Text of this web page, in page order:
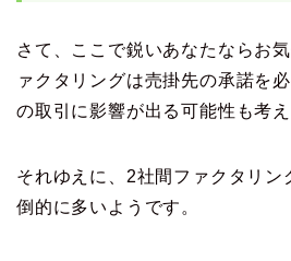
さて、ここで鋭いあなたならお
ァクタリングは売掛先の承諾を
の取引に影響が出る可能性も考え
それゆえに、2社間ファクタリン
倒的に多いようです。